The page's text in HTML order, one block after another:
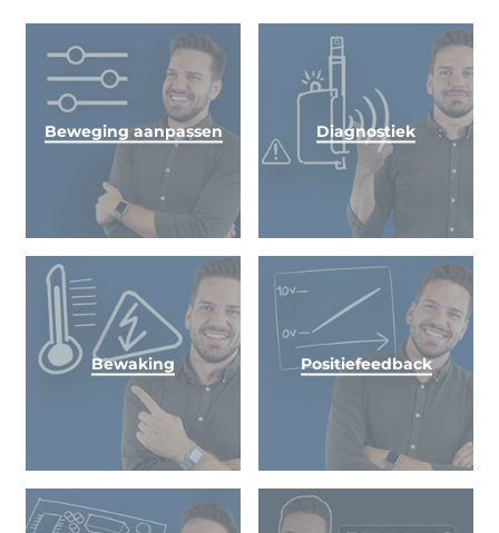
Beweging aanpassen Diagnostiek
Bewaking Positiefeedback